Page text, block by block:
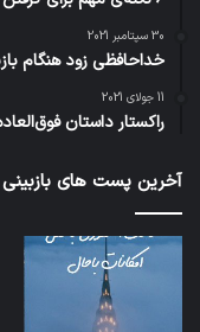
30 سپتامبر 2021
خداحافظی زود هنگام
11 جولای 2021
راکستار داستان
آخرین پست های